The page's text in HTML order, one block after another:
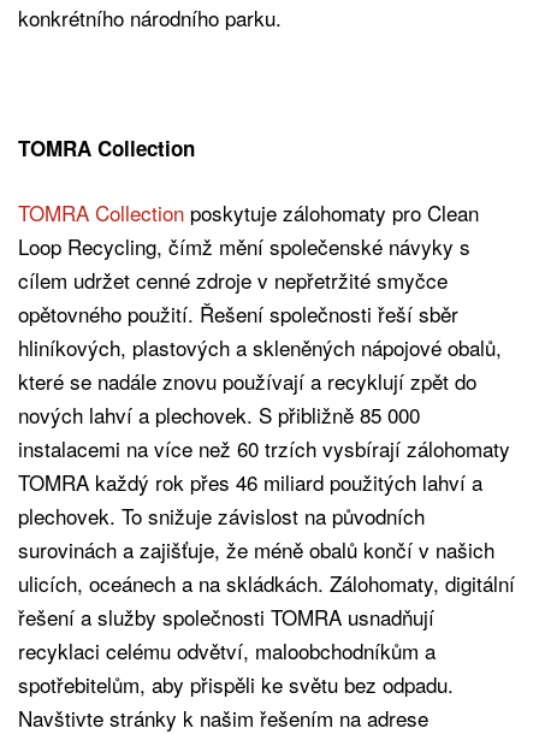
konkrétního národního parku.
TOMRA Collection
TOMRA Collection poskytuje zálohomaty pro Clean
Loop Recycling, čímž mění společenské návyky s
cílem udržet cenné zdroje v nepřetržité smyčce
opětovného použití. Řešení společnosti řeší sběr
hliníkových, plastových a skleněných nápojové obalů,
které se nadále znovu používají a recyklují zpět do
nových lahví a plechovek. S přibližně 85 000
instalacemi na více než 60 trzích vysbírají zálohomaty
TOMRA každý rok přes 46 miliard použitých lahví a
plechovek. To snižuje závislost na původních
surovinách a zajišťuje, že méně obalů končí v našich
ulicích, oceánech a na skládkách. Zálohomaty, digitální
řešení a služby společnosti TOMRA usnadňují
recyklaci celému odvětví, maloobchodníkům a
spotřebitelům, aby přispěli ke světu bez odpadu.
Navštivte stránky k našim řešením na adrese